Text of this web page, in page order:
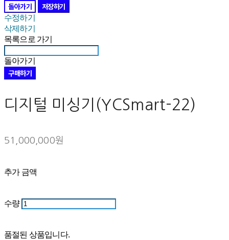
돌아가기 저장하기
수정하기
삭제하기
목록으로 가기
돌아가기
구매하기
디지털 미싱기(YCSmart-22)
51,000,000원
추가 금액
수량
품절된 상품입니다.